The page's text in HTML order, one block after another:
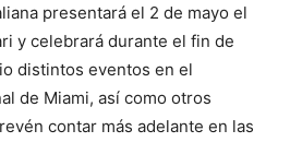
presentará el 2 de mayo el
y celebrará durante el fin de
distintos eventos en el
de Miami, así como otros
contar más adelante en las